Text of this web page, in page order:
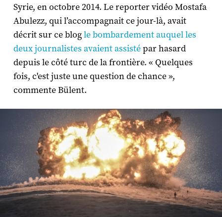
Syrie, en octobre 2014. Le reporter vidéo Mostafa
Abulezz, qui l’accompagnait ce jour-là, avait
décrit sur ce blogle bombardement auquel les
deux journalistes avaient assistépar hasard
depuis le côté turc de la frontière. « Quelques
fois, c'est juste une question de chance »,
commente Bülent.